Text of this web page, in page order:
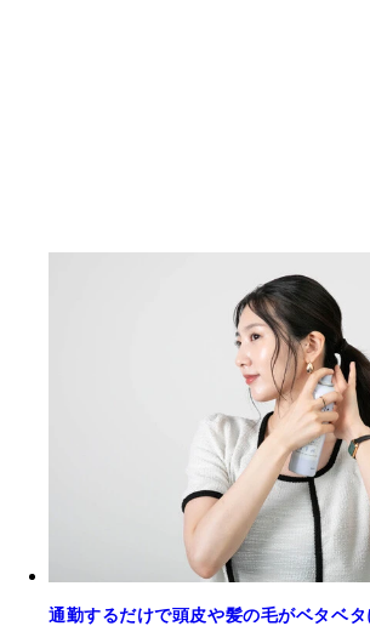
通勤するだけで頭皮や髪の毛がベタベ